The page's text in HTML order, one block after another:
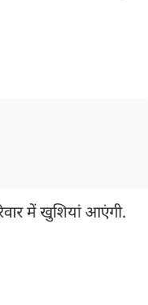
में खुशियां आएंगी.